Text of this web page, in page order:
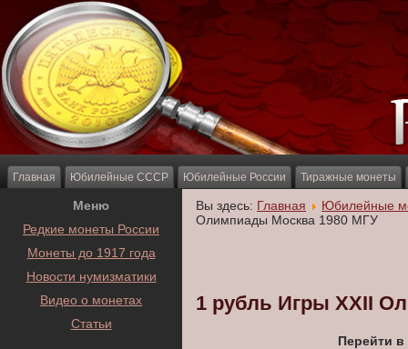
Главная Юбилейные СССР Юбилейные России Тиражные монеты
Меню
Редкие монеты России
Монеты до 1917 года
Новости нумизматики
Видео о монетах
Статьи
Вы здесь: Главная
Юбилейные
Олимпиады Москва 1980 МГУ
1 рубль Игры XXII
Перейти в